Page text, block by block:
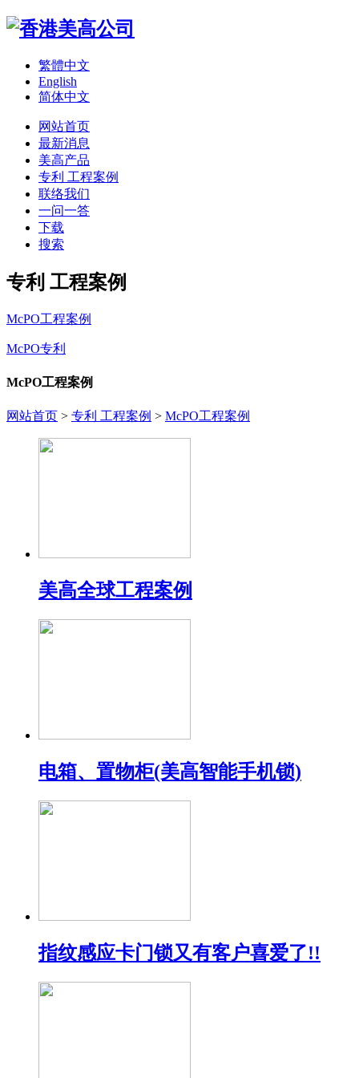
繁體中文
English
简体中文
网站首页
最新消息
美高产品
专利 工程案例
联络我们
一问一答
下载
搜索
专利 工程案例
McPO工程案例
McPO专利
McPO工程案例
网站首页 > 专利 工程案例 > McPO工程案例
美高全球工程案例
电箱、置物柜(美高智能手机锁)
指纹感应卡门锁又有客户喜爱了!!